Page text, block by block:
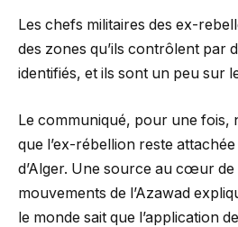
Les chefs militaires des ex-
des zones qu’ils contrôlent par
identifiés, et ils sont un peu sur
Le communiqué, pour une fois,
que l’ex-rébellion reste attachée
d’Alger. Une source au cœur de
mouvements de l’Azawad
le monde sait que l’application